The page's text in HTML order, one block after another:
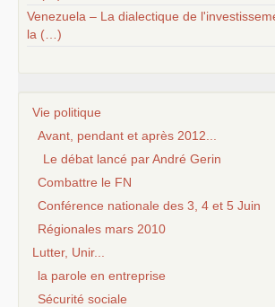
Venezuela – La dialectique de
la (…)
Vie politique
Avant, pendant et après 2012...
Le débat lancé par André Gerin
Combattre le FN
Conférence nationale des 3, 4 et 5 Juin
Régionales mars 2010
Lutter, Unir...
la parole en entreprise
Sécurité sociale